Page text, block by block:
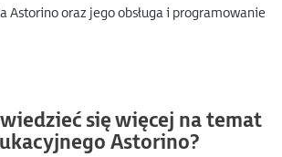
Astorino oraz jego obsługa i programowanie
się więcej na temat
Astorino?